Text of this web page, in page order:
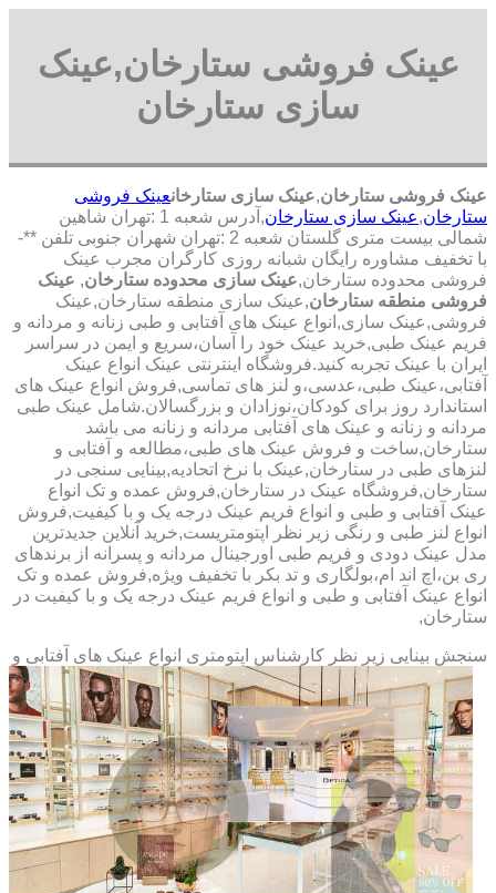
عینک فروشی ستارخان,عینک
سازی ستارخان
عینک فروشی ستارخان,عینک سازی ستارخانعینک فروشی
ستارخان,عینک سازی ستارخان
,آدرس شعبه 1 :تهران شاهین
شمالی بیست متری گلستان شعبه 2 :تهران شهران جنوبی تلفن **-
با تخفیف مشاوره رایگان شبانه روزی کارگران مجرب عینک
فروشی محدوده ستارخان,عینک سازی محدوده ستارخان, عینک
فروشی منطقه ستارخان,عینک سازی منطقه ستارخان,عینک
فروشی,عینک سازی,انواع عینک های آفتابی و طبی زنانه و مردانه و
فریم عینک طبی,خرید عینک خود را آسان،سریع و ایمن در سراسر
ایران با عینک تجربه کنید.فروشگاه اینترنتی عینک انواع عینک
آفتابی،عینک طبی،عدسی،و لنز های تماسی,فروش انواع عینک های
استاندارد روز برای کودکان،نوزادان و بزرگسالان.شامل عینک طبی
مردانه و زنانه و عینک های آفتابی مردانه و زنانه می باشد
ستارخان,ساخت و فروش عینک های طبی،مطالعه و آفتابی و
لنزهای طبی در ستارخان,عینک با نرخ اتحادیه,بینایی سنجی در
ستارخان,فروشگاه عینک در ستارخان,فروش عمده و تک انواع
عینک آفتابی و طبی و انواع فریم عینک درجه یک و با کیفیت,فروش
انواع لنز طبی و رنگی زیر نظر اپتومتریست,خرید آنلاین جدیدترین
مدل عینک دودی و فریم طبی اورجینال مردانه و پسرانه از برندهای
ری بن،اچ اند ام،بولگاری و تد بکر با تخفیف ویژه,فروش عمده و تک
انواع عینک آفتابی و طبی و انواع فریم عینک درجه یک و با کیفیت در
ستارخان,
سنجش بینایی زیر نظر کارشناس اپتومتری انواع عینک های آفتابی و